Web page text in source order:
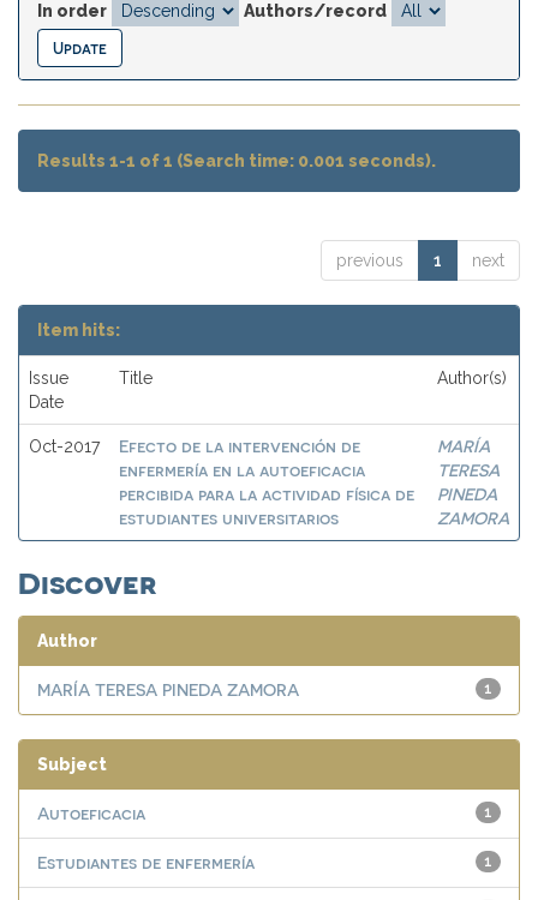
In order
Authors/record
Results 1-1 of 1 (Search time: 0.001 seconds).
previous 1 next
Item hits:
Issue
Date
Title Author(s)
Oct-2017
Efecto de la intervención de
enfermería en la autoeficacia
percibida para la actividad física de
estudiantes universitarios
MARÍA
TERESA
PINEDA
ZAMORA
Discover
Author
1
MARÍA TERESA PINEDA ZAMORA
Subject
1
Autoeficacia
1
Estudiantes de enfermería